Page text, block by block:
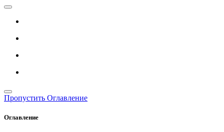
Пропустить Оглавление
Оглавление